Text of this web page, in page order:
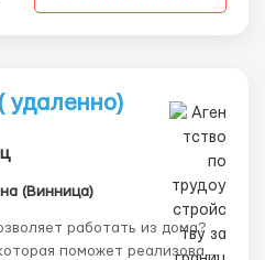
удаленно)
(Винница)
работать из дома?
поможет реализовать